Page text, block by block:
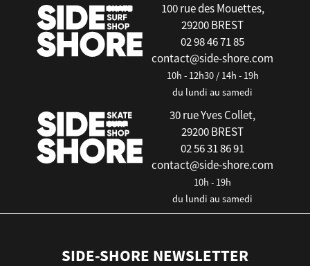
100 rue des Mouettes,
29200 BREST
02 98 46 71 85
contact@side-shore.com
10h - 12h30 / 14h - 19h
du lundi au samedi
30 rue Yves Collet,
29200 BREST
02 56 31 86 91
contact@side-shore.com
10h - 19h
du lundi au samedi
SIDE-SHORE NEWSLETTER